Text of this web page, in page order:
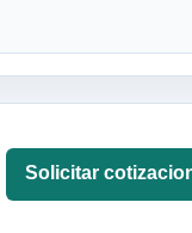
Solicitar